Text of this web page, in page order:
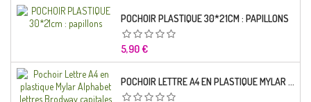
POCHOIR PLASTIQUE 30*21CM : PAPILLONS
Prix
5,90 €
POCHOIR LETTRE A4 EN PLASTIQUE MYLAR ALPHABET LETTRES BRODWAY CAPITALES 20 MM